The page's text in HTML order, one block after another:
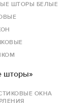
ШТОРЫ БЕЛЫЕ
шторы»
ОКНА